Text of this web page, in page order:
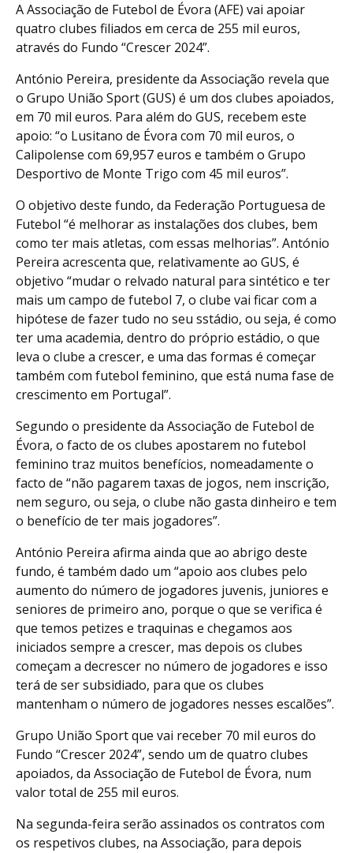
A Associação de Futebol de Évora (AFE) vai apoiar
quatro clubes filiados em cerca de 255 mil euros,
através do Fundo “Crescer 2024”.
António Pereira, presidente da Associação revela que
o Grupo União Sport (GUS) é um dos clubes apoiados,
em 70 mil euros. Para além do GUS, recebem este
apoio: “o Lusitano de Évora com 70 mil euros, o
Calipolense com 69,957 euros e também o Grupo
Desportivo de Monte Trigo com 45 mil euros”.
O objetivo deste fundo, da Federação Portuguesa de
Futebol “é melhorar as instalações dos clubes, bem
como ter mais atletas, com essas melhorias”. António
Pereira acrescenta que, relativamente ao GUS, é
objetivo “mudar o relvado natural para sintético e ter
mais um campo de futebol 7, o clube vai ficar com a
hipótese de fazer tudo no seu sstádio, ou seja, é como
ter uma academia, dentro do próprio estádio, o que
leva o clube a crescer, e uma das formas é começar
também com futebol feminino, que está numa fase de
crescimento em Portugal”.
Segundo o presidente da Associação de Futebol de
Évora, o facto de os clubes apostarem no futebol
feminino traz muitos benefícios, nomeadamente o
facto de “não pagarem taxas de jogos, nem inscrição,
nem seguro, ou seja, o clube não gasta dinheiro e tem
o benefício de ter mais jogadores”.
António Pereira afirma ainda que ao abrigo deste
fundo, é também dado um “apoio aos clubes pelo
aumento do número de jogadores juvenis, juniores e
seniores de primeiro ano, porque o que se verifica é
que temos petizes e traquinas e chegamos aos
iniciados sempre a crescer, mas depois os clubes
começam a decrescer no número de jogadores e isso
terá de ser subsidiado, para que os clubes
mantenham o número de jogadores nesses escalões”.
Grupo União Sport que vai receber 70 mil euros do
Fundo “Crescer 2024”, sendo um de quatro clubes
apoiados, da Associação de Futebol de Évora, num
valor total de 255 mil euros.
Na segunda-feira serão assinados os contratos com
os respetivos clubes, na Associação, para depois